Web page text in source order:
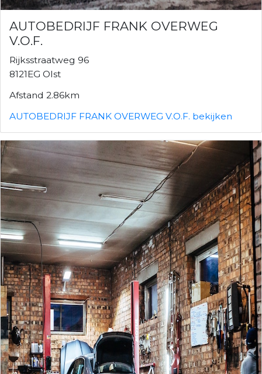
AUTOBEDRIJF FRANK OVERWEG
V.O.F.
Rijksstraatweg 96
8121EG Olst
Afstand 2.86km
AUTOBEDRIJF FRANK OVERWEG V.O.F. bekijken